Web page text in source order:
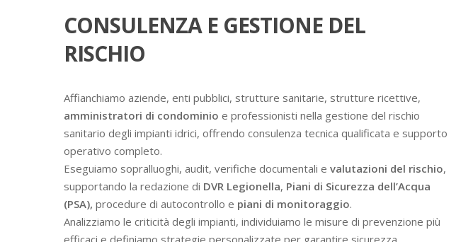
CONSULENZA E GESTIONE DEL
RISCHIO
Affianchiamo aziende, enti pubblici, strutture sanitarie, strutture ricettive,
amministratori di condominio e professionisti nella gestione del rischio
sanitario degli impianti idrici, offrendo consulenza tecnica qualificata e supporto
operativo completo.
Eseguiamo sopralluoghi, audit, verifiche documentali evalutazioni del rischio,
supportando la redazione di DVR Legionella, Piani di Sicurezza dell’Acqua
(PSA), procedure di autocontrollo e piani di monitoraggio.
Analizziamo le criticità degli impianti, individuiamo le misure di prevenzione più